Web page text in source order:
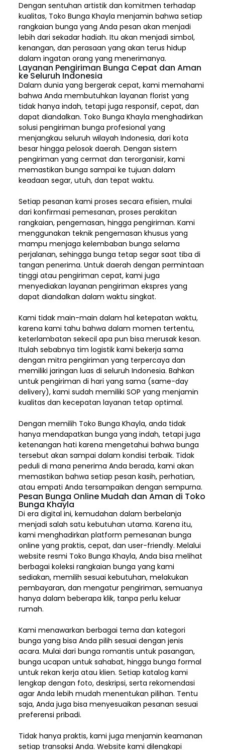
Dengan sentuhan artistik dan komitmen terhadap
kualitas, Toko Bunga Khayla menjamin bahwa setiap
rangkaian bunga yang Anda pesan akan menjadi
lebih dari sekadar hadiah. Itu akan menjadi simbol,
kenangan, dan perasaan yang akan terus hidup
dalam ingatan orang yang menerimanya.
Layanan Pengiriman Bunga Cepat dan Aman
ke Seluruh Indonesia
Dalam dunia yang bergerak cepat, kami memahami
bahwa Anda membutuhkan layanan florist yang
tidak hanya indah, tetapi juga responsif, cepat, dan
dapat diandalkan. Toko Bunga Khayla menghadirkan
solusi pengiriman bunga profesional yang
menjangkau seluruh wilayah Indonesia,dari kota
besar hingga pelosok daerah. Dengan sistem
pengiriman yang cermat dan terorganisir, kami
memastikan bunga sampai ke tujuan dalam
keadaan segar, utuh, dan tepat waktu.
Setiap pesanan kami proses secara efisien, mulai
dari konfirmasi pemesanan, proses perakitan
rangkaian, pengemasan, hingga pengiriman. Kami
menggunakan teknik pengemasan khusus yang
mampu menjaga kelembaban bunga selama
perjalanan, sehingga bunga tetap segar saat tiba di
tangan penerima. Untuk daerah dengan permintaan
tinggi atau pengiriman cepat, kami juga
menyediakan layanan pengiriman ekspres yang
dapat diandalkan dalam waktu singkat.
Kami tidak main-main dalam hal ketepatan waktu,
karena kami tahu bahwa dalam momen tertentu,
keterlambatan sekecil apa pun bisa merusak kesan.
Itulah sebabnya tim logistik kami bekerja sama
dengan mitra pengiriman yang terpercaya dan
memiliki jaringan luas di seluruh Indonesia. Bahkan
untuk pengiriman di hari yang sama (same-day
delivery), kami sudah memiliki SOP yang menjamin
kualitas dan kecepatan layanan tetap optimal.
Dengan memilih Toko Bunga Khayla, anda tidak
hanya mendapatkan bunga yang indah, tetapi juga
ketenangan hati karena mengetahui bahwa bunga
tersebut akan sampai dalam kondisi terbaik. Tidak
peduli di mana penerima Anda berada, kami akan
memastikan bahwa setiap pesan kasih, perhatian,
atau empati Anda tersampaikan dengan sempurna.
Pesan Bunga Online Mudah dan Aman di Toko
Bunga Khayla
Di era digital ini, kemudahan dalam berbelanja
menjadi salah satu kebutuhan utama. Karena itu,
kami menghadirkan platform pemesanan bunga
online yang praktis, cepat, dan user-friendly. Melalui
website resmi Toko Bunga Khayla, Anda bisa melihat
berbagai koleksi rangkaian bunga yang kami
sediakan, memilih sesuai kebutuhan, melakukan
pembayaran, dan mengatur pengiriman,semuanya
hanya dalam beberapa klik, tanpa perlu keluar
rumah.
Kami menawarkan berbagai tema dan kategori
bunga yang bisa Anda pilih sesuai dengan jenis
acara. Mulai dari bunga romantis untuk pasangan,
bunga ucapan untuk sahabat, hingga bunga formal
untuk rekan kerja atau klien. Setiap katalog kami
lengkap dengan foto, deskripsi, serta rekomendasi
agar Anda lebih mudah menentukan pilihan. Tentu
saja, Anda juga bisa menyesuaikan pesanan sesuai
preferensi pribadi.
Tidak hanya praktis, kami juga menjamin keamanan
setiap transaksi Anda. Website kami dilengkapi